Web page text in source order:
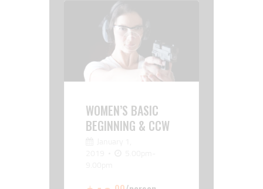
WOMEN’S BASIC
BEGINNING & CCW